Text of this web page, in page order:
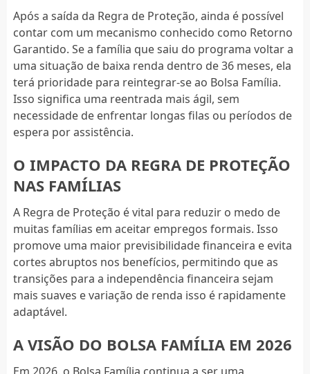
Após a saída da Regra de Proteção, ainda é possível
contar com um mecanismo conhecido como Retorno
Garantido. Se a família que saiu do programa voltar a
uma situação de baixa renda dentro de 36 meses, ela
terá prioridade para reintegrar-se ao Bolsa Família.
Isso significa uma reentrada mais ágil, sem
necessidade de enfrentar longas filas ou períodos de
espera por assistência.
O IMPACTO DA REGRA DE PROTEÇÃO
NAS FAMÍLIAS
A Regra de Proteção é vital para reduzir o medo de
muitas famílias em aceitar empregos formais. Isso
promove uma maior previsibilidade financeira e evita
cortes abruptos nos benefícios, permitindo que as
transições para a independência financeira sejam
mais suaves e variação de renda isso é rapidamente
adaptável.
A VISÃO DO BOLSA FAMÍLIA EM 2026